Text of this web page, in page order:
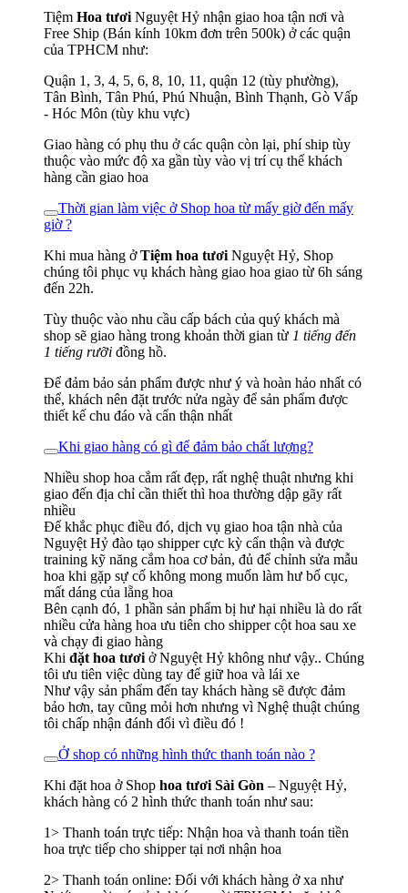
Tiệm Hoa tươi Nguyệt Hỷ nhận giao hoa tận nơi và
Free Ship (Bán kính 10km đơn trên 500k) ở các quận
của TPHCM như:
Quận 1, 3, 4, 5, 6, 8, 10, 11, quận 12 (tùy phường),
Tân Bình, Tân Phú, Phú Nhuận, Bình Thạnh, Gò Vấp
- Hóc Môn (tùy khu vực)
Giao hàng có phụ thu ở các quận còn lại, phí ship tùy
thuộc vào mức độ xa gần tùy vào vị trí cụ thể khách
hàng cần giao hoa
Thời gian làm việc ở Shop hoa từ mấy giờ đến mấy
giờ ?
Khi mua hàng ởTiệm hoa tươi Nguyệt Hỷ, Shop
chúng tôi phục vụ khách hàng giao hoa giao từ 6h sáng
đến 22h.
Tùy thuộc vào nhu cầu cấp bách của quý khách mà
shop sẽ giao hàng trong khoản thời gian từ 1 tiếng đến
1 tiếng rưỡi đồng hồ.
Để đảm bảo sản phẩm được như ý và hoàn hảo nhất có
thể, khách nên đặt trước nửa ngày để sản phẩm được
thiết kế chu đáo và cẩn thận nhất
Khi giao hàng có gì để đảm bảo chất lượng?
Nhiều shop hoa cắm rất đẹp, rất nghệ thuật nhưng khi
giao đến địa chỉ cần thiết thì hoa thường dập gãy rất
nhiều
Để khắc phục điều đó, dịch vụ giao hoa tận nhà của
Nguyệt Hỷ đào tạo shipper cực kỳ cẩn thận và được
training kỹ năng cắm hoa cơ bản, đủ để chỉnh sửa mẫu
hoa khi gặp sự cố không mong muốn làm hư bố cục,
mất dáng của lẵng hoa
Bên cạnh đó, 1 phần sản phẩm bị hư hại nhiều là do rất
nhiều cửa hàng hoa ưu tiên cho shipper cột hoa sau xe
và chạy đi giao hàng
Khi đặt hoa tươi ở Nguyệt Hỷ không như vậy.. Chúng
tôi ưu tiên việc dùng tay để giữ hoa và lái xe
Như vậy sản phẩm đến tay khách hàng sẽ được đảm
bảo hơn, tay cũng mỏi hơn nhưng vì Nghệ thuật chúng
tôi chấp nhận đánh đổi vì điều đó !
Ở shop có những hình thức thanh toán nào ?
Khi đặt hoa ở Shop hoa tươi Sài Gòn – Nguyệt Hỷ,
khách hàng có 2 hình thức thanh toán như sau:
1> Thanh toán trực tiếp: Nhận hoa và thanh toán tiền
hoa trực tiếp cho shipper tại nơi nhận hoa
2> Thanh toán online: Đối với khách hàng ở xa như